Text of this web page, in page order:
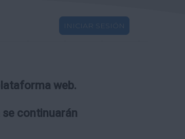
INICIAR SESIÓN
web.
continuarán